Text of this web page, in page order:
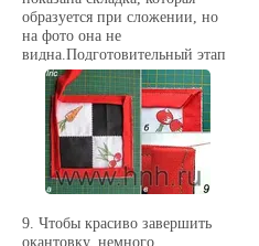
окантовки.
образуется при сложении, но
на фото она не
видна.Подготовительный этап
закончен.
9. Чтобы красиво завершить
окантовку, немного